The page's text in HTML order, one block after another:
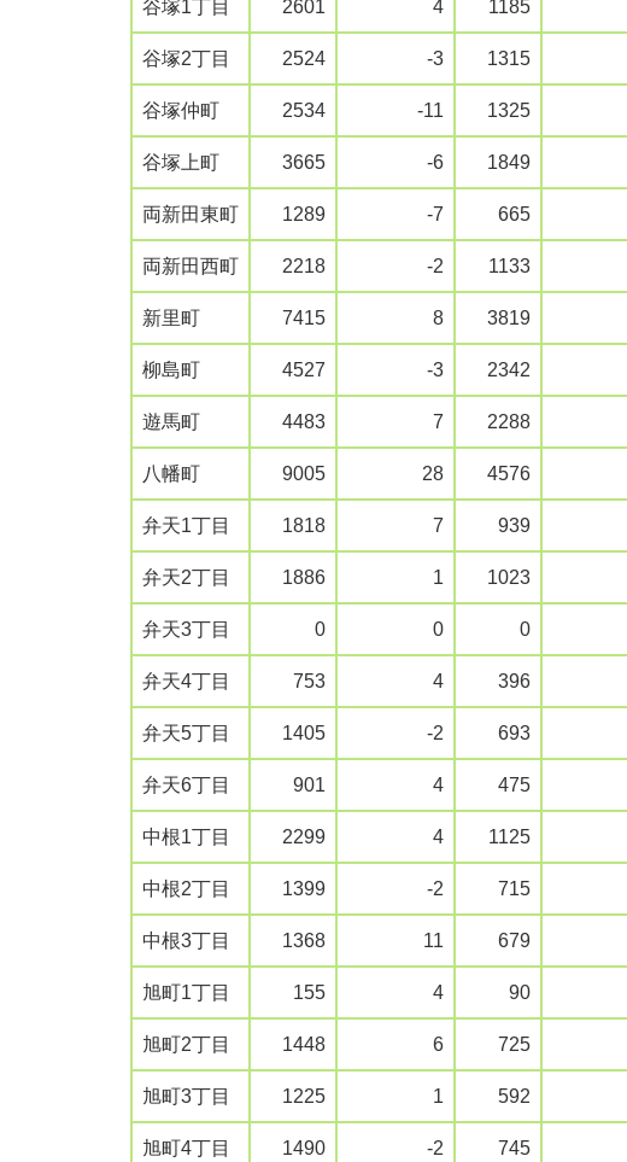
谷塚1丁目 2601 4 1185
谷塚2丁目 2524 -3 1315
谷塚仲町 2534 -11 1325
谷塚上町 3665 -6 1849
両新田東町 1289 -7 665
両新田西町 2218 -2 1133
新里町 7415 8 3819
柳島町 4527 -3 2342
遊馬町 4483 7 2288
八幡町 9005 28 4576
弁天1丁目 1818 7 939
弁天2丁目 1886 1 1023
弁天3丁目 0 0 0
弁天4丁目 753 4 396
弁天5丁目 1405 -2 693
弁天6丁目 901 4 475
中根1丁目 2299 4 1125
中根2丁目 1399 -2 715
中根3丁目 1368 11 679
旭町1丁目 155 4 90
旭町2丁目 1448 6 725
旭町3丁目 1225 1 592
旭町4丁目 1490 -2 745